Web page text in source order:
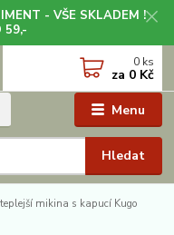
- VŠE SKLADEM !
59,-
Menu
Hledat
0 ks
za 0 Kč
mikina s kapucí Kugo